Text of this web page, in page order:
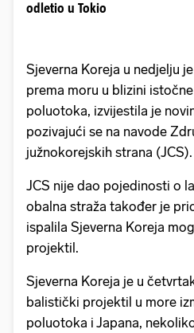
odletio u Tokio
Sjeverna Koreja u nedjelju
prema moru u blizini
poluotoka, izvijestila je
pozivajući se na navode
južnokorejskih strana (JCS).
JCS nije dao pojedinosti o
obalna straža također je
ispalila Sjeverna Koreja
projektil.
Sjeverna Koreja je u
balistički projektil u more
poluotoka i Japana,